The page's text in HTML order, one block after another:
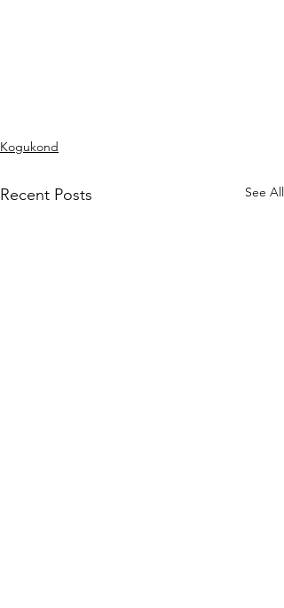
Kogukond
Recent Posts See All